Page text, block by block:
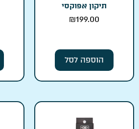
תיקון אפוקסי
₪199.00
הוספה לסל